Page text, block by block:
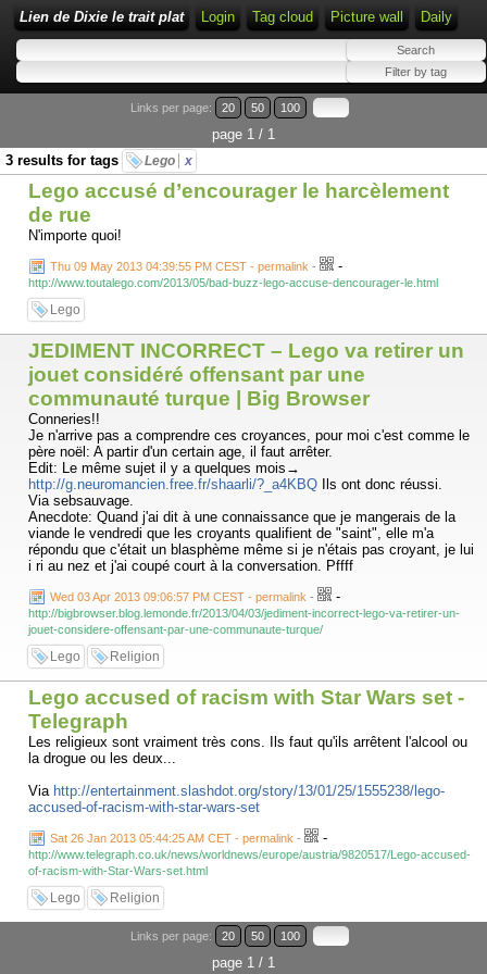
Lien de Dixie le trait plat Login Tag cloud Picture wall Daily
Links per page: 20 50 100
page 1 / 1
3 results for tags
Lego x
Lego accusé d’encourager le harcèlement
de rue
N'importe quoi!
Thu 09 May 2013 04:39:55 PM CEST - permalink - -
http://www.toutalego.com/2013/05/bad-buzz-lego-accuse-dencourager-le.html
Lego
JEDIMENT INCORRECT – Lego va retirer un
jouet considéré offensant par une
communauté turque | Big Browser
Conneries!!
Je n'arrive pas a comprendre ces croyances, pour moi c'est comme le
père noël: A partir d'un certain age, il faut arrêter.
Edit: Le même sujet il y a quelques mois→
http://g.neuromancien.free.fr/shaarli/?_a4KBQ Ils ont donc réussi.
Via sebsauvage.
Anecdote: Quand j'ai dit à une connaissance que je mangerais de la
viande le vendredi que les croyants qualifient de "saint", elle m'a
répondu que c'était un blasphème même si je n'étais pas croyant, je lui
i ri au nez et j'ai coupé court à la conversation. Pffff
Wed 03 Apr 2013 09:06:57 PM CEST - permalink - -
http://bigbrowser.blog.lemonde.fr/2013/04/03/jediment-incorrect-lego-va-retirer-un-
jouet-considere-offensant-par-une-communaute-turque/
Lego Religion
Lego accused of racism with Star Wars set -
Telegraph
Les religieux sont vraiment très cons. Ils faut qu'ils arrêtent l'alcool ou
la drogue ou les deux...
Via http://entertainment.slashdot.org/story/13/01/25/1555238/lego-
accused-of-racism-with-star-wars-set
Sat 26 Jan 2013 05:44:25 AM CET - permalink - -
http://www.telegraph.co.uk/news/worldnews/europe/austria/9820517/Lego-accused-
of-racism-with-Star-Wars-set.html
Lego Religion
Links per page: 20 50 100
page 1 / 1